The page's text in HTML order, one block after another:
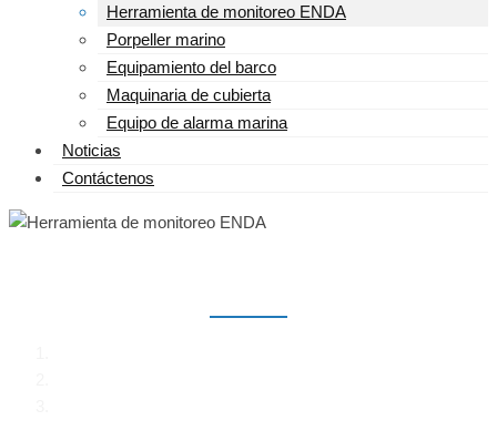
Herramienta de monitoreo ENDA
Porpeller marino
Equipamiento del barco
Maquinaria de cubierta
Equipo de alarma marina
Noticias
Contáctenos